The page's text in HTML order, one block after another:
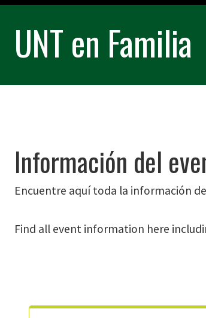
UNT en Familia
Información del
Encuentre aquí toda la información
Find all event information here